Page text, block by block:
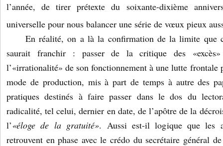
l’année, de tirer prétexte du soixante-dixième
universelle pour nous balancer une série de vœux pieux
En réalité, on a là la confirmation de la limite que
saurait franchir : passer de la critique des
l’«irrationalité» de son fonctionnement à une lutte frontale
mode de production, mis à part de temps à autre des
pratiques destinés à faire passer dans le dos du
radicalité, tel celui, dernier en date, de l’apôtre de la
l’«éloge de la gratuité». Aussi est-il logique que les
retrouvent en phase avec le crédo du secrétaire général